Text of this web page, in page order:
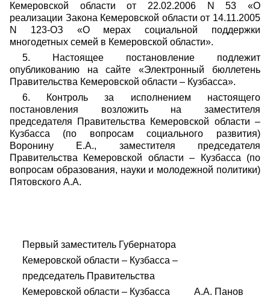
Кемеровской области от 22.02.2006 N 53 «О
реализации Закона Кемеровской области от 14.11.2005
N 123-ОЗ «О мерах социальной поддержки
многодетных семей в Кемеровской области».
5. Настоящее постановление подлежит
опубликованию на сайте «Электронный бюллетень
Правительства Кемеровской области – Кузбасса».
6. Контроль за исполнением настоящего
постановления возложить на заместителя
председателя Правительства Кемеровской области –
Кузбасса (по вопросам социального развития)
Воронину Е.А., заместителя председателя
Правительства Кемеровской области – Кузбасса (по
вопросам образования, науки и молодежной политики)
Пятовского А.А.
Первый заместитель Губернатора
Кемеровской области – Кузбасса –
председатель Правительства
Кемеровской области – Кузбасса А.А. Панов